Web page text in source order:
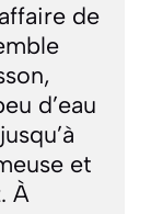
de
d’eau
et
À